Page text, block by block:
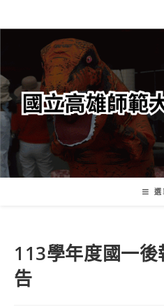
轉
要
內
容
選
113學年度國一
告